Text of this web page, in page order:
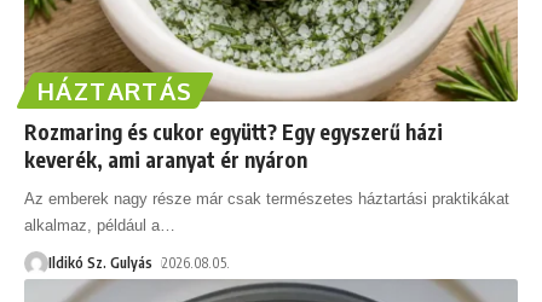
HÁZTARTÁS
Rozmaring és cukor együtt? Egy egyszerű házi
keverék, ami aranyat ér nyáron
Az emberek nagy része már csak természetes háztartási praktikákat
alkalmaz, például a
Ildikó Sz. Gulyás 2026.08.05.